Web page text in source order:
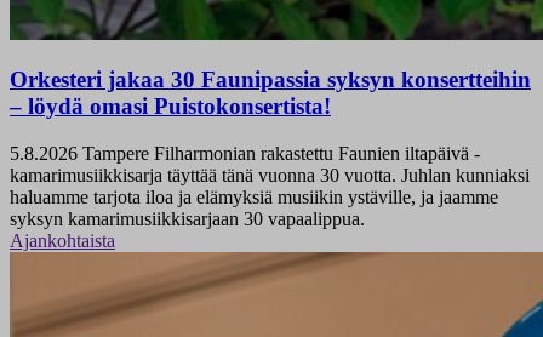
Orkesteri jakaa 30 Faunipassia syksyn konsertteihin
– löydä omasi Puistokonsertista!
5.8.2026 Tampere Filharmonian rakastettu Faunien iltapäivä -
kamarimusiikkisarja täyttää tänä vuonna 30 vuotta. Juhlan kunniaksi
haluamme tarjota iloa ja elämyksiä musiikin ystäville, ja jaamme
syksyn kamarimusiikkisarjaan 30 vapaalippua.
Ajankohtaista